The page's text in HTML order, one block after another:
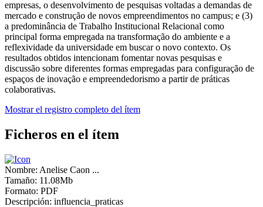
empresas, o desenvolvimento de pesquisas voltadas a demandas de
mercado e construção de novos empreendimentos no campus; e (3)
a predominância de Trabalho Institucional Relacional como
principal forma empregada na transformação do ambiente e a
reflexividade da universidade em buscar o novo contexto. Os
resultados obtidos intencionam fomentar novas pesquisas e
discussão sobre diferentes formas empregadas para configuração de
espaços de inovação e empreendedorismo a partir de práticas
colaborativas.
Mostrar el registro completo del ítem
Ficheros en el ítem
Nombre: Anelise Caon ...
Tamaño: 11.08Mb
Formato: PDF
Descripción: influencia_praticas